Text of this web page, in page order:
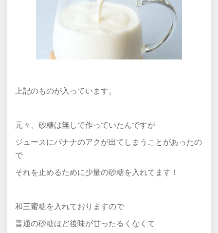
上記のものが入っています。
元々、砂糖は無しで作っていたんですが
ジュースにバナナのアクが出てしまうことがあったの
で
それを止めるために少量の砂糖を入れてます！
和三蜜糖を入れておりますので
普通の砂糖ほど後味が甘ったるくなくて